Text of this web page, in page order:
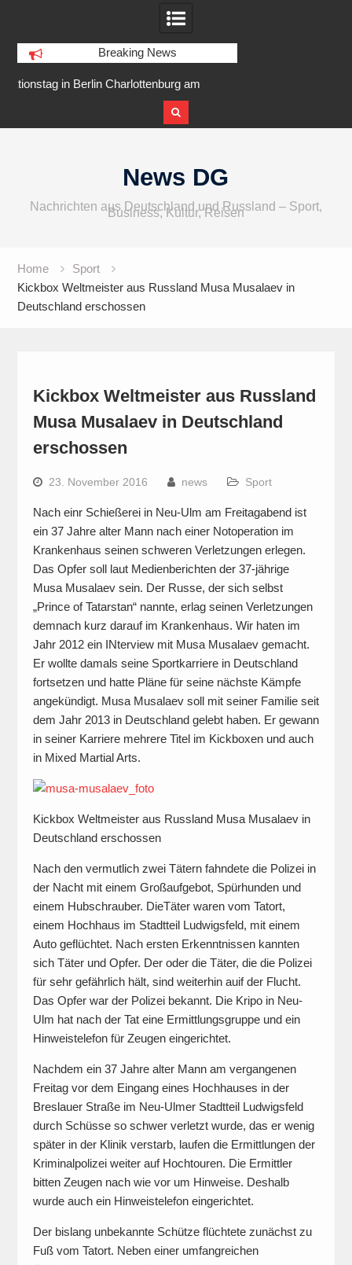
Breaking News
am
IFA 2026 Audio wird größer,
internationaler und vielfältiger
News DG
Nachrichten aus Deutschland und Russland – Sport,
Business, Kultur, Reisen
Home
Sport
Kickbox Weltmeister aus Russland Musa Musalaev in
Deutschland erschossen
Kickbox Weltmeister aus Russland
Musa Musalaev in Deutschland
erschossen
23. November 2016 news Sport
Nach einr Schießerei in Neu-Ulm am Freitagabend ist
ein 37 Jahre alter Mann nach einer Notoperation im
Krankenhaus seinen schweren Verletzungen erlegen.
Das Opfer soll laut Medienberichten der 37-jährige
Musa Musalaev sein. Der Russe, der sich selbst
„Prince of Tatarstan“ nannte, erlag seinen Verletzungen
demnach kurz darauf im Krankenhaus. Wir haten im
Jahr 2012 ein INterview mit Musa Musalaev gemacht.
Er wollte damals seine Sportkarriere in Deutschland
fortsetzen und hatte Pläne für seine nächste Kämpfe
angekündigt. Musa Musalaev soll mit seiner Familie seit
dem Jahr 2013 in Deutschland gelebt haben. Er gewann
in seiner Karriere mehrere Titel im Kickboxen und auch
in Mixed Martial Arts.
Kickbox Weltmeister aus Russland Musa Musalaev in
Deutschland erschossen
Nach den vermutlich zwei Tätern fahndete die Polizei in
der Nacht mit einem Großaufgebot, Spürhunden und
einem Hubschrauber. DieTäter waren vom Tatort,
einem Hochhaus im Stadtteil Ludwigsfeld, mit einem
Auto geflüchtet. Nach ersten Erkenntnissen kannten
sich Täter und Opfer. Der oder die Täter, die die Polizei
für sehr gefährlich hält, sind weiterhin auif der Flucht.
Das Opfer war der Polizei bekannt. Die Kripo in Neu-
Ulm hat nach der Tat eine Ermittlungsgruppe und ein
Hinweistelefon für Zeugen eingerichtet.
Nachdem ein 37 Jahre alter Mann am vergangenen
Freitag vor dem Eingang eines Hochhauses in der
Breslauer Straße im Neu-Ulmer Stadtteil Ludwigsfeld
durch Schüsse so schwer verletzt wurde, das er wenig
später in der Klinik verstarb, laufen die Ermittlungen der
Kriminalpolizei weiter auf Hochtouren. Die Ermittler
bitten Zeugen nach wie vor um Hinweise. Deshalb
wurde auch ein Hinweistelefon eingerichtet.
Der bislang unbekannte Schütze flüchtete zunächst zu
Fuß vom Tatort. Neben einer umfangreichen